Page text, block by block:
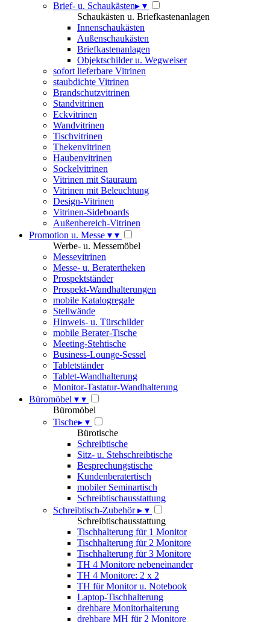
Brief- u. Schaukästen▸ ▾
Schaukästen u. Briefkastenanlagen
Innenschaukästen
Außenschaukästen
Briefkastenanlagen
Objektschilder u. Wegweiser
sofort lieferbare Vitrinen
staubdichte Vitrinen
Brandschutzvitrinen
Standvitrinen
Eckvitrinen
Wandvitrinen
Tischvitrinen
Thekenvitrinen
Haubenvitrinen
Sockelvitrinen
Vitrinen mit Stauraum
Vitrinen mit Beleuchtung
Design-Vitrinen
Vitrinen-Sideboards
Außenbereich-Vitrinen
Promotion u. Messe ▾ ▾
Werbe- u. Messemöbel
Messevitrinen
Messe- u. Beratertheken
Prospektständer
Prospekt-Wandhalterungen
mobile Katalogregale
Stellwände
Hinweis- u. Türschilder
mobile Berater-Tische
Meeting-Stehtische
Business-Lounge-Sessel
Tabletständer
Tablet-Wandhalterung
Monitor-Tastatur-Wandhalterung
Büromöbel ▾ ▾
Büromöbel
Tische▸ ▾
Bürotische
Schreibtische
Sitz- u. Stehschreibtische
Besprechungstische
Kundenberatertisch
mobiler Seminartisch
Schreibtischausstattung
Schreibtisch-Zubehör▸ ▾
Schreibtischausstattung
Tischhalterung für 1 Monitor
Tischhalterung für 2 Monitore
Tischhalterung für 3 Monitore
TH 4 Monitore nebeneinander
TH 4 Monitore: 2 x 2
TH für Monitor u. Notebook
Laptop-Tischhalterung
drehbare Monitorhalterung
drehbare MH für 2 Monitore